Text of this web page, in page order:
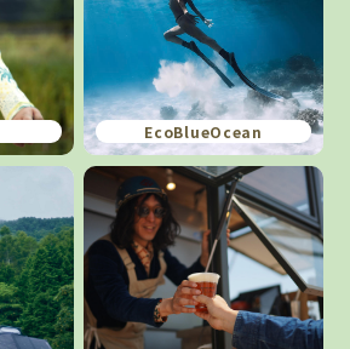
EcoBlueOcean